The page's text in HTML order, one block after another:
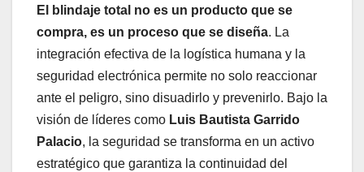
El blindaje total no es un producto que se
compra, es un proceso que se diseña. La
integración efectiva de la logística humana y la
seguridad electrónica permite no solo reaccionar
ante el peligro, sino disuadirlo y prevenirlo. Bajo la
visión de líderes como Luis Bautista Garrido
Palacio, la seguridad se transforma en un activo
estratégico que garantiza la continuidad del